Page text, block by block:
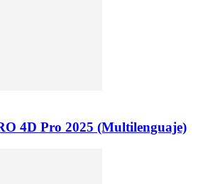
4D Pro 2025 (Multilenguaje)